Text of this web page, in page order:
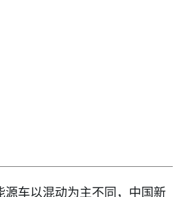
源车以混动为主不同，中国新